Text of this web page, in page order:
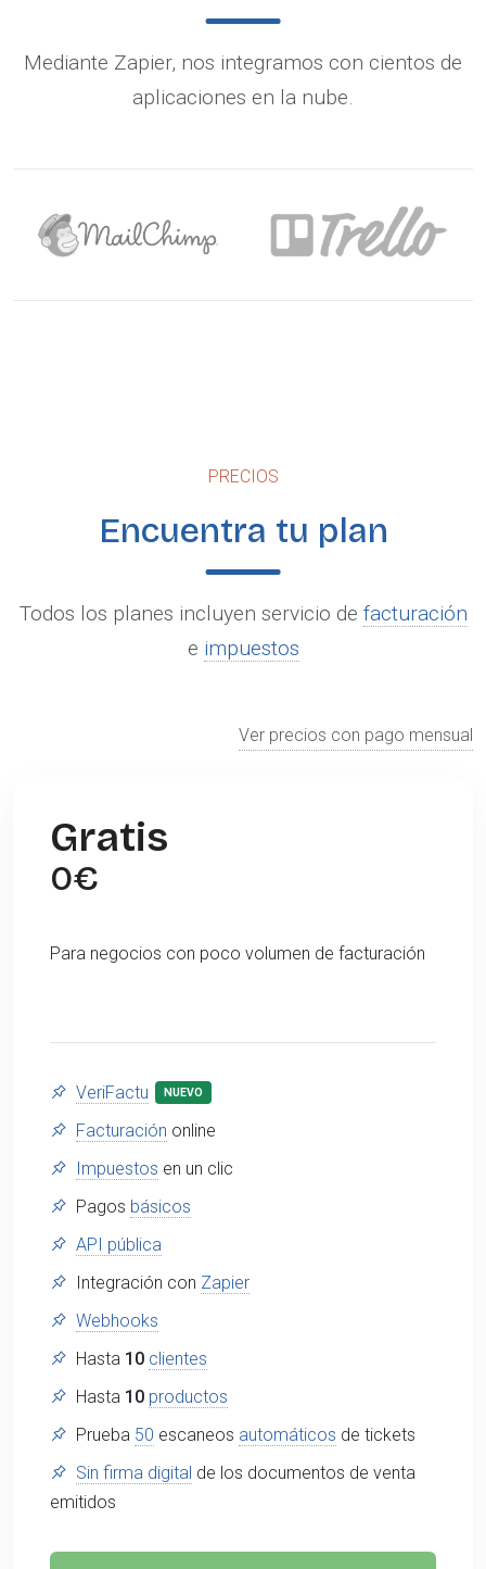
Mediante Zapier, nos integramos con cientos de
aplicaciones en la nube.
PRECIOS
Encuentra tu plan
Todos los planes incluyen servicio de facturación
e impuestos
Ver precios con pago mensual
Gratis
0€
Para negocios con poco volumen de facturación
VeriFactu NUEVO
Facturación online
Impuestos en un clic
Pagos básicos
API pública
Integración con Zapier
Webhooks
Hasta 10 clientes
Hasta 10 productos
Prueba 50 escaneos automáticos de tickets
Sin firma digital de los documentos de venta
emitidos